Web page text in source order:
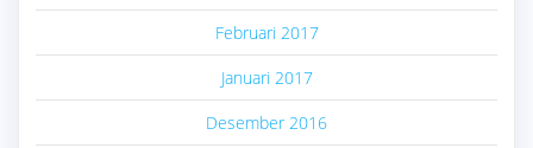
Februari 2017
Januari 2017
Desember 2016